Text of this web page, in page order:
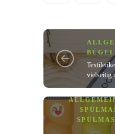
vielseitig